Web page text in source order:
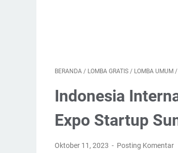
BERANDA / LOMBA GRATIS / LOMBA UMUM /
Indonesia
Expo Startup
Oktober 11, 2023 Posting Komentar